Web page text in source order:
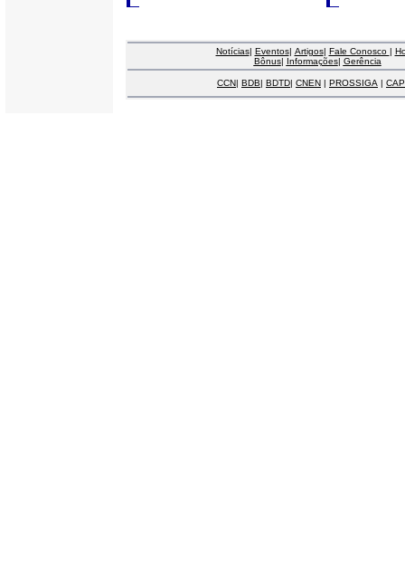
Notícias| Eventos| Artigos| Fale Conosco |
Bônus| Informações| Gerência
CCN| BDB| BDTD| CNEN | PROSSIGA |